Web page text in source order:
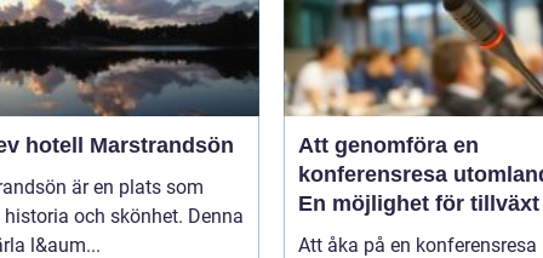
hotell Marstrandsön
är en plats som
och skönhet. Denna
l&aum...
Att genomföra en
konferensresa
En möjlighet för
samarbete
Att åka på en konferensresa